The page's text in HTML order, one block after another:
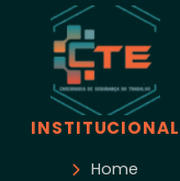
INSTITUCIONAL
Home